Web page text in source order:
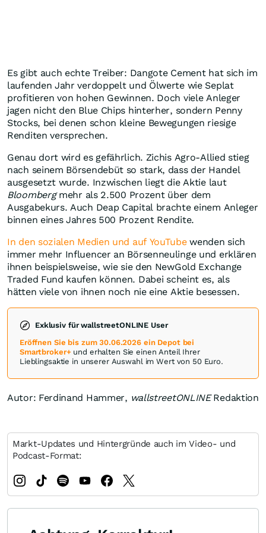
Es gibt auch echte Treiber: Dangote Cement hat sich im
laufenden Jahr verdoppelt und Ölwerte wie Seplat
profitieren von hohen Gewinnen. Doch viele Anleger
jagen nicht den Blue Chips hinterher, sondern Penny
Stocks, bei denen schon kleine Bewegungen riesige
Renditen versprechen.
Genau dort wird es gefährlich. Zichis Agro-Allied stieg
nach seinem Börsendebüt so stark, dass der Handel
ausgesetzt wurde. Inzwischen liegt die Aktie laut
Bloombergmehr als 2.500 Prozent über dem
Ausgabekurs. Auch Deap Capital brachte einem Anleger
binnen eines Jahres 500 Prozent Rendite.
In den sozialen Medien und auf YouTubewenden sich
immer mehr Influencer an Börsenneulinge und erklären
ihnen beispielsweise, wie sie den NewGold Exchange
Traded Fund kaufen können. Dabei scheint es, als
hätten viele von ihnen noch nie eine Aktie besessen.
Exklusiv für wallstreetONLINE User
Eröffnen Sie bis zum 30.06.2026 ein Depot bei
Smartbroker+und erhalten Sie einen Anteil Ihrer
Lieblingsaktie in unserer Auswahl im Wert von 50 Euro.
Autor: Ferdinand Hammer, wallstreetONLINERedaktion
Markt-Updates und Hintergründe auch im Video- und
Podcast-Format: